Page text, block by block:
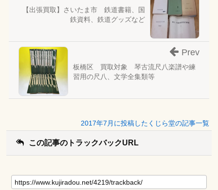
【出張買取】さいたま市 鉄道書籍、国
鉄資料、鉄道グッズなど
板橋区 買取対象 琴古流尺八楽譜や練
習用の尺八、文学全集類等
Prev
2017年7月に投稿したくじら堂の記事一覧
この記事のトラックバックURL